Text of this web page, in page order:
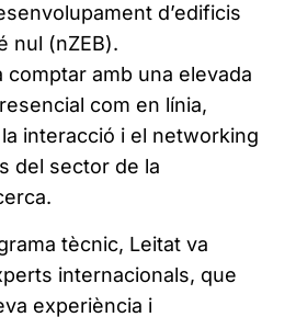
d’edificis
nul (nZEB).
comptar amb una elevada
com en línia,
interacció i el networking
del sector de la
tècnic, Leitat va
internacionals, que
experiència i